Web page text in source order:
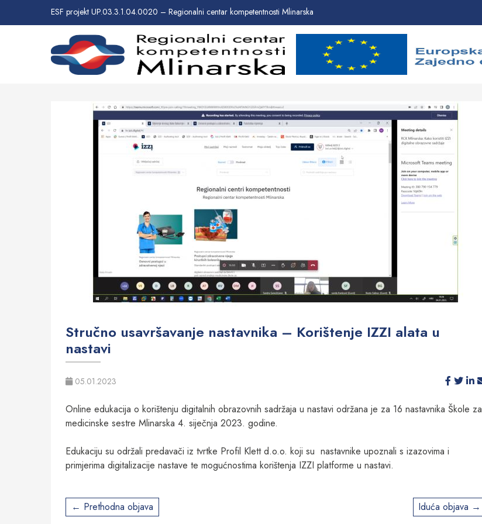
ESF projekt UP.03.3.1.04.0020 – Regionalni centar kompetentnosti Mlinarska
Početna Novosti
Stručno usavršavanje nastavnika – Korištenje IZZI alata u
nastavi
05.01.2023
Online edukacija o korištenju digitalnih obrazovnih sadržaja u nastavi održana je za 16 nastavnika Škole za
medicinske sestre Mlinarska 4. siječnja 2023. godine.
Edukaciju su održali predavači iz tvrtke Profil Klett d.o.o. koji su nastavnike upoznali s izazovima i
primjerima digitalizacije nastave te mogućnostima korištenja IZZI platforme u nastavi.
PostPrethodna objava Iduća objava